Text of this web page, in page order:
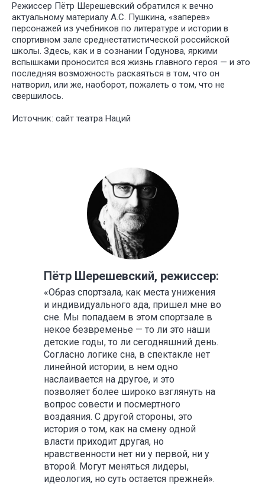
Режиссер Пётр Шерешевский обратился к вечно
актуальному материалу А.С. Пушкина, «заперев»
персонажей из учебников по литературе и истории в
спортивном зале среднестатистической российской
школы. Здесь, как и в сознании Годунова, яркими
вспышками проносится вся жизнь главного героя — и это
последняя возможность раскаяться в том, что он
натворил, или же, наоборот, пожалеть о том, что не
свершилось.
Источник: сайт театра Наций
Пётр Шерешевский, режиссер:
«Образ спортзала, как места унижения
и индивидуального ада, пришел мне во
сне. Мы попадаем в этом спортзале в
некое безвременье — то ли это наши
детские годы, то ли сегодняшний день.
Согласно логике сна, в спектакле нет
линейной истории, в нем одно
наслаивается на другое, и это
позволяет более широко взглянуть на
вопрос совести и посмертного
воздаяния. С другой стороны, это
история о том, как на смену одной
власти приходит другая, но
нравственности нет ни у первой, ни у
второй. Могут меняться лидеры,
идеология, но суть остается прежней».